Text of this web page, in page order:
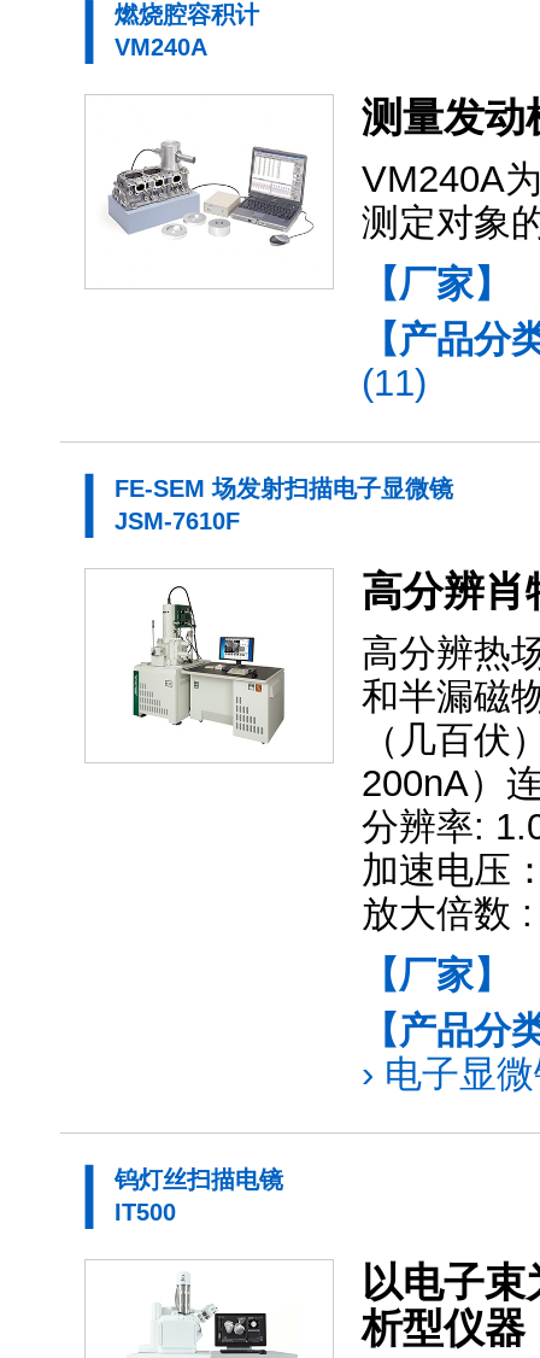
燃烧腔容积计
VM240A
测量发动
VM240A
测定对象
【厂家】
【产品分
(11)
FE-SEM 场发射扫描电子显微镜
JSM-7610F
高分辨肖
高分辨热
和半漏磁
（几百伏
200nA）
分辨率:
加速电压
放大倍数
【厂家】
【产品分
› 电子显
钨灯丝扫描电镜
IT500
以电子
析型仪器